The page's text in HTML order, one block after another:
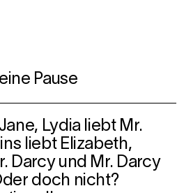
Pause
Lydia liebt Mr.
liebt Elizabeth,
Darcy und Mr. Darcy
doch nicht?